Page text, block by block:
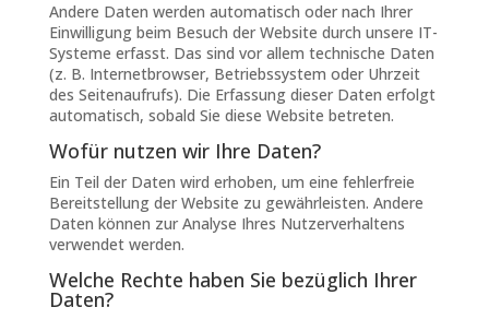
Andere Daten werden automatisch oder nach Ihrer
Einwilligung beim Besuch der Website durch unsere IT-
Systeme erfasst. Das sind vor allem technische Daten
(z. B. Internetbrowser, Betriebssystem oder Uhrzeit
des Seitenaufrufs). Die Erfassung dieser Daten erfolgt
automatisch, sobald Sie diese Website betreten.
Wofür nutzen wir Ihre Daten?
Ein Teil der Daten wird erhoben, um eine fehlerfreie
Bereitstellung der Website zu gewährleisten. Andere
Daten können zur Analyse Ihres Nutzerverhaltens
verwendet werden.
Welche Rechte haben Sie bezüglich Ihrer
Daten?